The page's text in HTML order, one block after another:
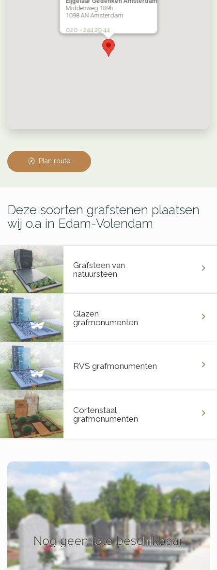
Middenweg 189h
1098 AN Amsterdam
020 - 244 29 44
Plan route
Deze soorten grafstenen plaatsen
wij o.a in Edam-Volendam
Grafsteen van
natuursteen
chevron_right
Glazen
grafmonumenten
chevron_right
RVS grafmonumenten chevron_right
Cortenstaal
grafmonumenten
chevron_right